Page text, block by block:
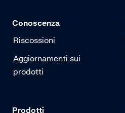
Conoscenza
Riscossioni
Aggiornamenti sui
prodotti
Prodotti